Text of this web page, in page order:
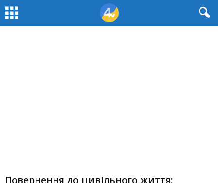
Повернення до цивільного життя: